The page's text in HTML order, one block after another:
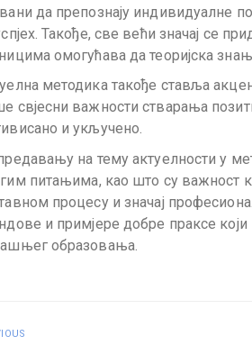
да препознају индивидуалне
Такође, све већи значај се
омогућава да теоријска
методика такође ставља
свјесни важности стварања
и укључено.
на тему актуелности у
питањима, као што су важност
процесу и значај
и примјере добре праксе
образовања.